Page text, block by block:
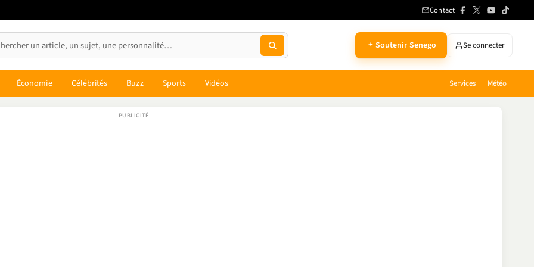
Contact
Soutenir Senego Se connecter
Économie Célébrités Buzz Sports Vidéos Services Météo